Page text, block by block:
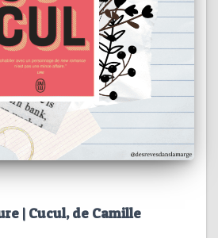
| Cucul, de Camille